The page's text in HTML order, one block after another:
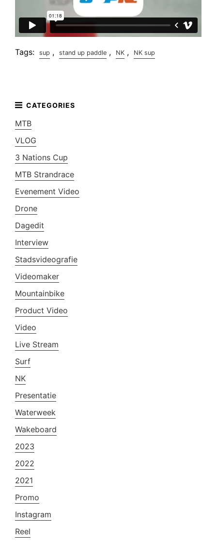
Tags: sup , stand up paddle , NK , NK sup
MTB
VLOG
3 Nations Cup
MTB Strandrace
Evenement Video
Drone
Dagedit
Interview
Stadsvideografie
Videomaker
Mountainbike
Product Video
Video
Live Stream
Surf
NK
Presentatie
Waterweek
Wakeboard
2023
2022
2021
Promo
Instagram
Reel